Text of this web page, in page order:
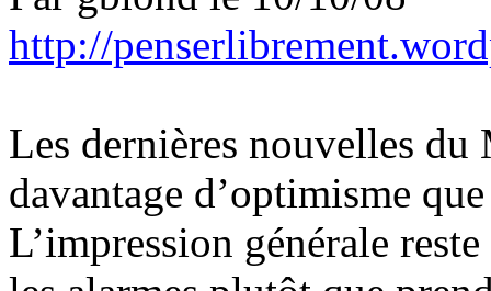
http://
Les dernières nouvelles
davantage d’optimisme
L’impression générale